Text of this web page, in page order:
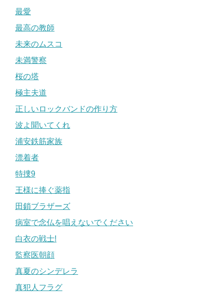
最愛
最高の教師
未来のムスコ
未満警察
桜の塔
極主夫道
正しいロックバンドの作り方
波よ聞いてくれ
浦安鉄筋家族
漂着者
特捜9
王様に捧ぐ薬指
田鎖ブラザーズ
病室で念仏を唱えないでください
白衣の戦士!
監察医朝顔
真夏のシンデレラ
真犯人フラグ